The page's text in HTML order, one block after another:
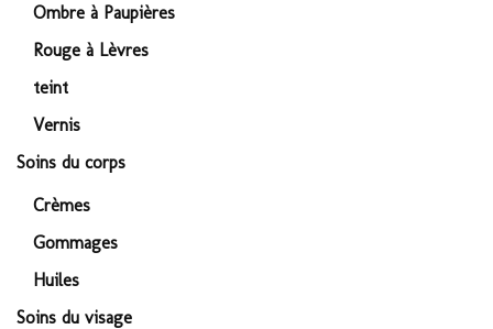
Ombre à Paupières
Rouge à Lèvres
teint
Vernis
Soins du corps
Crèmes
Gommages
Huiles
Soins du visage